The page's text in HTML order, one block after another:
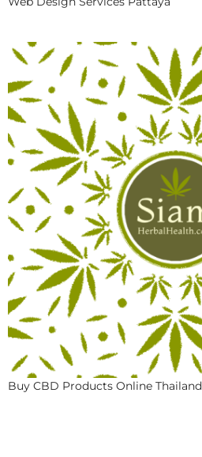
Buy CBD Products Online Thailand